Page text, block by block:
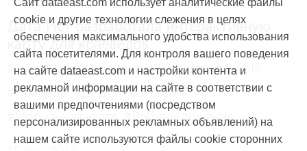
Дата Ист разработала интерактивную
карту для краеведов
#CarryMap #Интерактивная карта #ArcGIS
#Природа #Дети #География
#Мобильная карта #Веб-приложение
Сайт dataeast.com использует аналитические файлы
cookie и другие технологии слежения в целях
обеспечения максимального удобства использования
сайта посетителями. Для контроля вашего поведения
на сайте dataeast.com и настройки контента и
рекламной информации на сайте в соответствии с
вашими предпочтениями (посредством
персонализированных рекламных объявлений) на
нашем сайте используются файлы cookie сторонних